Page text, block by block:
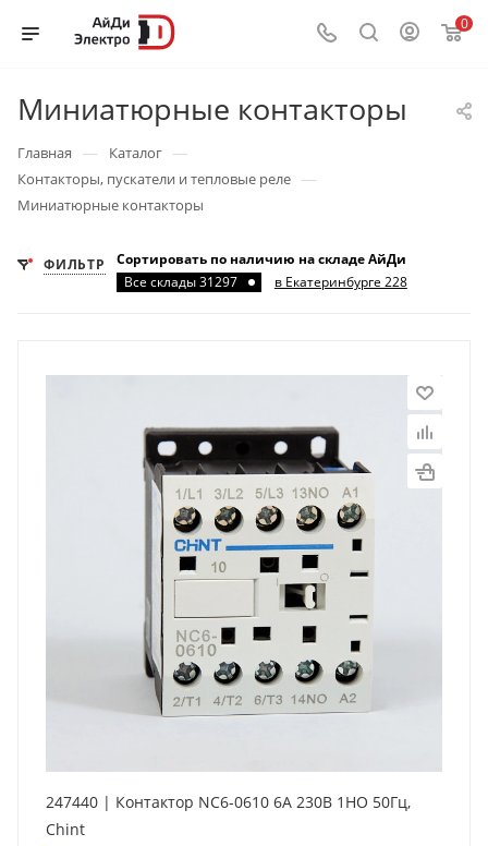
0
Миниатюрные контакторы
Главная — Каталог —
Контакторы, пускатели и тепловые реле —
Миниатюрные контакторы
ФИЛЬТР
Сортировать по наличию на складе АйДи
Все склады 31297
в Екатеринбурге 228
247440 | Контактор NC6-0610 6А 230В 1НО 50Гц,
Chint